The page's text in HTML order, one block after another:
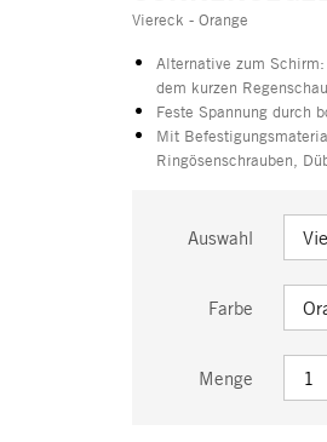
Viereck - Orange
Alternative zum
dem kurzen
Feste Spannung durch
Mit
Ringösenschrauben,
Auswahl
Farbe
Menge